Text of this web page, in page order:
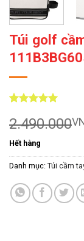
Túi golf
dựa trên
đánh giá
2.490.000
Hết hàng
Danh mục: Túi cầm